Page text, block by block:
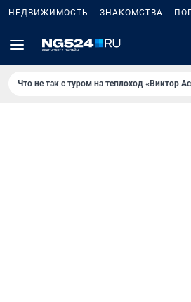
НЕДВИЖИМОСТЬ ЗНАКОМСТВА
Что не так с туром на теплоход «Виктор